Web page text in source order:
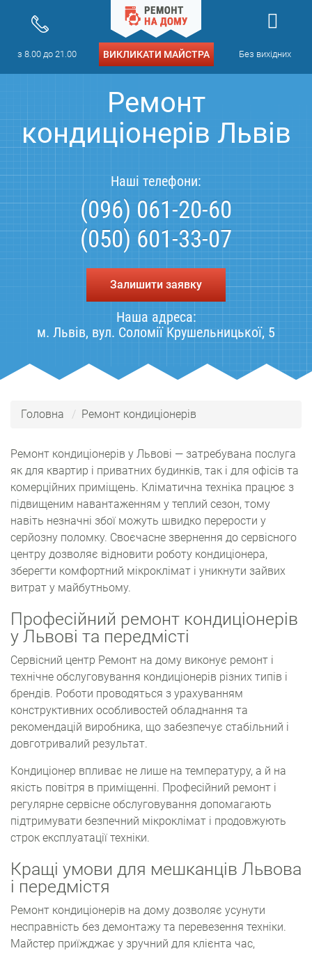
з 8.00 до 21.00 ВИКЛИКАТИ МАЙСТРА Без вихідних
Ремонт
кондиціонерів Львів
Наші телефони:
(096) 061-20-60
(050) 601-33-07
Залишити заявку
Наша адреса:
м. Львів, вул. Соломії Крушельницької, 5
Головна Ремонт кондиціонерів
Ремонт кондиціонерів у Львові — затребувана послуга
як для квартир і приватних будинків, так і для офісів та
комерційних приміщень. Кліматична техніка працює з
підвищеним навантаженням у теплий сезон, тому
навіть незначні збої можуть швидко перерости у
серйозну поломку. Своєчасне звернення до сервісного
центру дозволяє відновити роботу кондиціонера,
зберегти комфортний мікроклімат і уникнути зайвих
витрат у майбутньому.
Професійний ремонт кондиціонерів
у Львові та передмісті
Сервісний центр Ремонт на дому виконує ремонт і
технічне обслуговування кондиціонерів різних типів і
брендів. Роботи проводяться з урахуванням
конструктивних особливостей обладнання та
рекомендацій виробника, що забезпечує стабільний і
довготривалий результат.
Кондиціонер впливає не лише на температуру, а й на
якість повітря в приміщенні. Професійний ремонт і
регулярне сервісне обслуговування допомагають
підтримувати безпечний мікроклімат і продовжують
строк експлуатації техніки.
Кращі умови для мешканців Львова
і передмістя
Ремонт кондиціонерів на дому дозволяє усунути
несправність без демонтажу та перевезення техніки.
Майстер приїжджає у зручний для клієнта час,